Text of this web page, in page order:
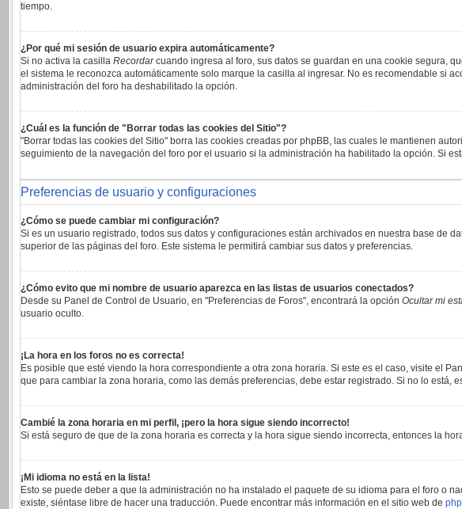
tiempo.
¿Por qué mi sesión de usuario expira automáticamente?
Si no activa la casilla Recordarcuando ingresa al foro, sus datos se guardan en una cookie segura,
el sistema le reconozca automáticamente solo marque la casilla al ingresar. No es recomendable si
administración del foro ha deshabilitado la opción.
¿Cuál es la función de "Borrar todas las cookies del Sitio"?
"Borrar todas las cookies del Sitio" borra las cookies creadas por phpBB, las cuales le mantienen
seguimiento de la navegación del foro por el usuario si la administración ha habilitado la opción. Si
Preferencias de usuario y configuraciones
¿Cómo se puede cambiar mi configuración?
Si es un usuario registrado, todos sus datos y configuraciones están archivados en nuestra base de
superior de las páginas del foro. Este sistema le permitirá cambiar sus datos y preferencias.
¿Cómo evito que mi nombre de usuario aparezca en las listas de usuarios conectados?
Desde su Panel de Control de Usuario, en "Preferencias de Foros", encontrará la opción Ocultar mi
usuario oculto.
¡La hora en los foros no es correcta!
Es posible que esté viendo la hora correspondiente a otra zona horaria. Si este es el caso, visite el
que para cambiar la zona horaria, como las demás preferencias, debe estar registrado. Si no lo está,
Cambié la zona horaria en mi perfil, ¡pero la hora sigue siendo incorrecto!
Si está seguro de que de la zona horaria es correcta y la hora sigue siendo incorrecta, entonces la
¡Mi idioma no está en la lista!
Esto se puede deber a que la administración no ha instalado el paquete de su idioma para el foro o
existe, siéntase libre de hacer una traducción. Puede encontrar más información en el sitio web de